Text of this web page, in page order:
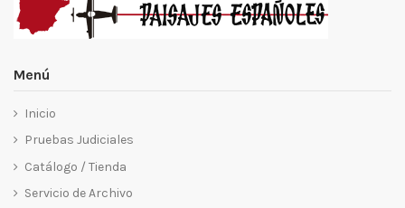
Menú
Inicio
Pruebas Judiciales
Catálogo / Tienda
Servicio de Archivo